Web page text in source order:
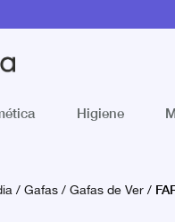
Higiene
/Gafas/Gafas de Ver/